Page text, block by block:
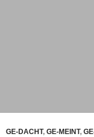
GE-DACHT, GE-MEINT,